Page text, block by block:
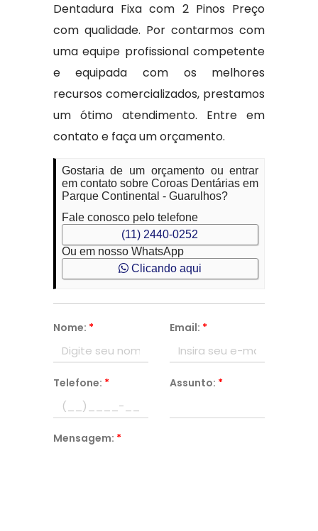
Dentadura Fixa com 2 Pinos Preço
com qualidade. Por contarmos com
uma equipe profissional competente
e equipada com os melhores
recursos comercializados, prestamos
um ótimo atendimento. Entre em
contato e faça um orçamento.
Gostaria de um orçamento ou entrar
em contato sobre Coroas Dentárias em
Parque Continental - Guarulhos?
Fale conosco pelo telefone
(11) 2440-0252
Ou em nosso WhatsApp
Clicando aqui
Nome: * Email: *
Telefone: * Assunto: *
Mensagem: *